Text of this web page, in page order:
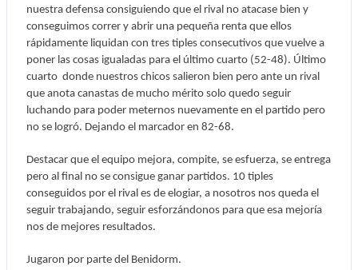
nuestra defensa consiguiendo que el rival no atacase bien y
conseguimos correr y abrir una pequeña renta que ellos
rápidamente liquidan con tres tiples consecutivos que vuelve a
poner las cosas igualadas para el último cuarto (52-48). Último
cuarto donde nuestros chicos salieron bien pero ante un rival
que anota canastas de mucho mérito solo quedo seguir
luchando para poder meternos nuevamente en el partido pero
no se logró. Dejando el marcador en 82-68.
Destacar que el equipo mejora, compite, se esfuerza, se entrega
pero al final no se consigue ganar partidos. 10 tiples
conseguidos por el rival es de elogiar, a nosotros nos queda el
seguir trabajando, seguir esforzándonos para que esa mejoría
nos de mejores resultados.
Jugaron por parte del Benidorm.